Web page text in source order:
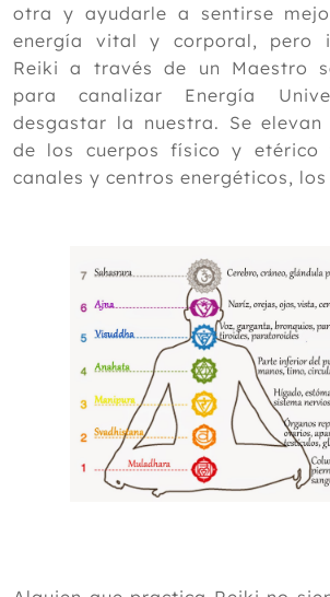
otra y ayudarle a sentirse
energía vital y corporal, pero
Reiki a través de un Maestro
para canalizar Energía
desgastar la nuestra. Se elevan
de los cuerpos físico y etérico
canales y centros energéticos, los